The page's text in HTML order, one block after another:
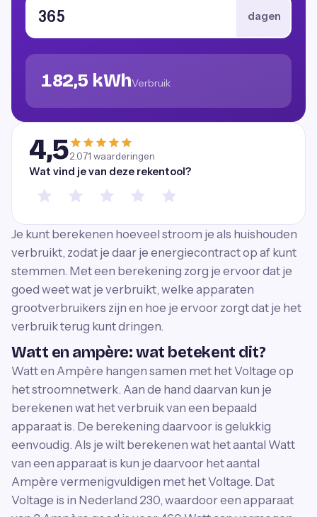
dagen
182,5 kWhVerbruik
4,52.071 waarderingen
Wat vind je van deze rekentool?
Je kunt berekenen hoeveel stroom je als huishouden
verbruikt, zodat je daar je energiecontract op af kunt
stemmen. Met een berekening zorg je ervoor dat je
goed weet wat je verbruikt, welke apparaten
grootverbruikers zijn en hoe je ervoor zorgt dat je het
verbruik terug kunt dringen.
Watt en ampère: wat betekent dit?
Watt en Ampère hangen samen met het Voltage op
het stroomnetwerk. Aan de hand daarvan kun je
berekenen wat het verbruik van een bepaald
apparaat is. De berekening daarvoor is gelukkig
eenvoudig. Als je wilt berekenen wat het aantal Watt
van een apparaat is kun je daarvoor het aantal
Ampère vermenigvuldigen met het Voltage. Dat
Voltage is in Nederland 230, waardoor een apparaat